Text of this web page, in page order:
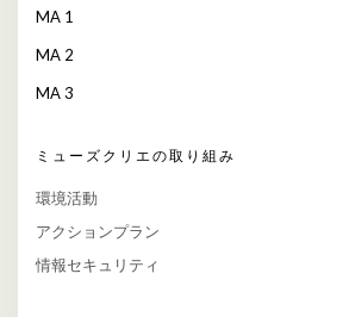
MA 1
MA 2
MA 3
ミューズクリエの取り組み
環境活動
アクションプラン
情報セキュリティ